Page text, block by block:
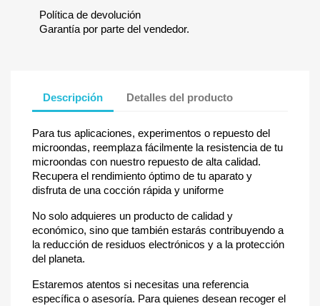
Política de devolución
Garantía por parte del vendedor.
Descripción Detalles del producto
Para tus aplicaciones, experimentos o repuesto del
microondas, reemplaza fácilmente la resistencia de tu
microondas con nuestro repuesto de alta calidad.
Recupera el rendimiento óptimo de tu aparato y
disfruta de una cocción rápida y uniforme
No solo adquieres un producto de calidad y
económico, sino que también estarás contribuyendo a
la reducción de residuos electrónicos y a la protección
del planeta.
Estaremos atentos si necesitas una referencia
específica o asesoría. Para quienes desean recoger el